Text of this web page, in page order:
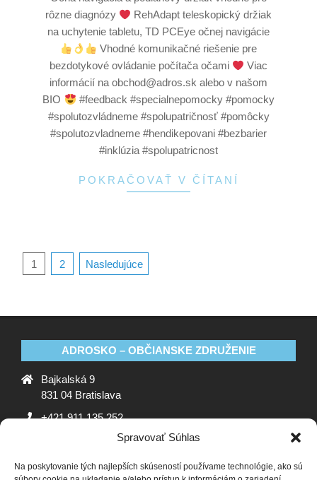
Spravovať Súhlas
Na poskytovanie tých najlepších skúseností používame technológie, ako sú
rôzne diagnózy
RehAdapt teleskopický držiak
na uchytenie tabletu, TD PCEye očnej navigácie
Vhodné komunikačné riešenie pre
bezdotykové ovládanie počítača očami
Viac
informácií na obchod@adros.sk alebo v našom
BIO
#feedback #specialnepomocky #pomocky
#spolutozvládneme #spolupatričnosť #pomôcky
#spolutozvladneme #hendikepovani #bezbarier
#inklúzia #spolupatricnost
POKRAČOVAŤ V ČÍTANÍ
1 2 Nasledujúce
ADROSKO – OBČIANSKE ZDRUŽENIE
Bajkalská 9
831 04 Bratislava
+421 911 135 252
ADROSKO